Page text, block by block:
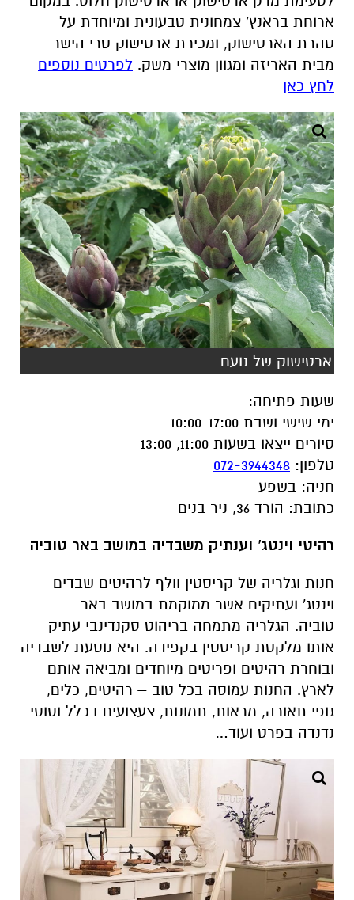
ארוחת בראנץ' צמחונית טבעונית ומיוחדת על
טהרת הארטישוק, ומכירת ארטישוק טרי הישר
מבית האריזה ומגוון מוצרי משק. לפרטים נוספים
לחץ כאן
ארטישוק של נועם
שעות פתיחה:
ימי שישי ושבת 10:00-17:00
סיורים ייצאו בשעות 11:00, 13:00
טלפון:
072-3944348
חניה: בשפע
כתובת: הורד 36, ניר בנים
רהיטי וינטג' וענתיק משבדיה במושב באר טוביה
חנות וגלריה של קריסטין וולף לרהיטים שבדים
וינטג' ועתיקים אשר ממוקמת במושב באר
טוביה. הגלריה מתמחה בריהוט סקנדינבי עתיק
אותו מלקטת קריסטין בקפידה. היא נוסעת לשבדיה
ובוחרת רהיטים ופריטים מיוחדים ומביאה אותם
לארץ. החנות עמוסה בכל טוב – רהיטים, כלים,
גופי תאורה, מראות, תמונות, צעצועים בכלל וסוסי
נדנדה בפרט ועוד…